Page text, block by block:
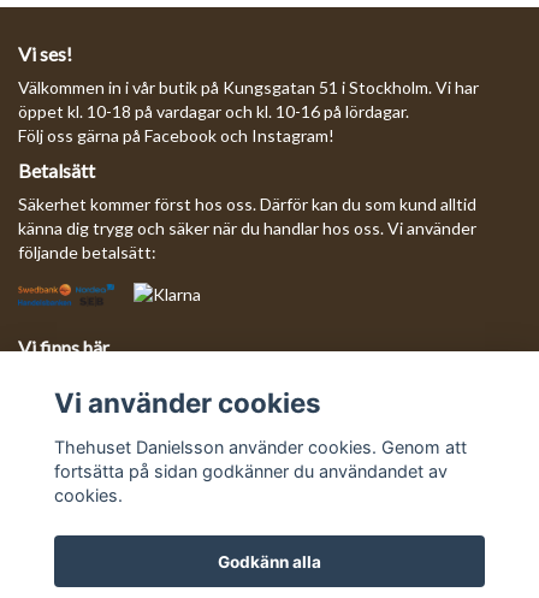
Vi ses!
Välkommen in i vår butik på Kungsgatan 51 i Stockholm. Vi har
öppet kl. 10-18 på vardagar och kl. 10-16 på lördagar.
Följ oss gärna på Facebook och Instagram!
Betalsätt
Säkerhet kommer först hos oss. Därför kan du som kund alltid
känna dig trygg och säker när du handlar hos oss. Vi använder
följande betalsätt:
Vi finns här
Mejla oss så svarar vi så fort vi kan!
Vi använder cookies
Thehuset Danielsson använder cookies. Genom att
fortsätta på sidan godkänner du användandet av
cookies.
Godkänn alla